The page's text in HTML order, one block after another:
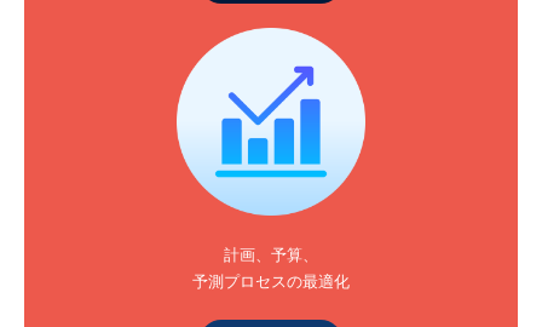
計画、予算、
予測プロセスの最適化